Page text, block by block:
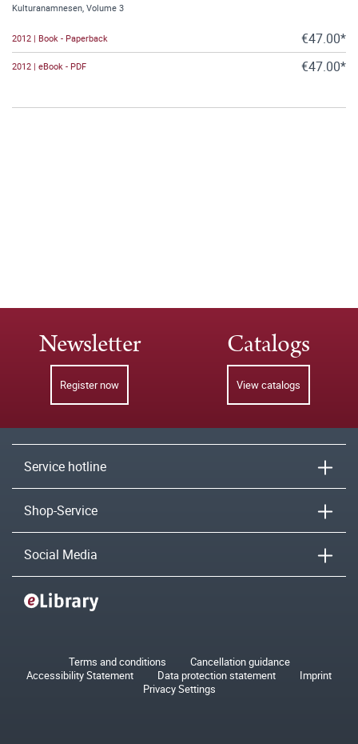
Kulturanamnesen, Volume 3
2012 | Book - Paperback €47.00*
2012 | eBook - PDF €47.00*
Newsletter
Register now
Catalogs
View catalogs
Service hotline
Shop-Service
Social Media
Terms and conditions
Cancellation guidance
Accessibility Statement
Data protection statement
Imprint
Privacy Settings